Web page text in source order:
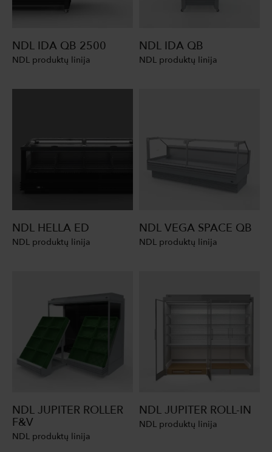
NDL IDA QB 2500
NDL produktų linija
NDL IDA QB
NDL produktų linija
NDL HELLA ED
NDL produktų linija
NDL VEGA SPACE QB
NDL produktų linija
NDL JUPITER ROLLER
F&V
NDL produktų linija
NDL JUPITER ROLL-IN
NDL produktų linija